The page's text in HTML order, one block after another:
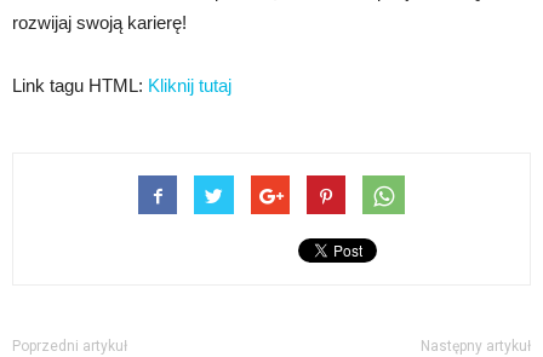
rozwijaj swoją karierę!
Link tagu HTML: Kliknij tutaj
Poprzedni artykuł Następny artykuł